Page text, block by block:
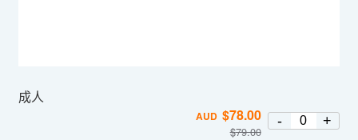
成人
AUD $78.00
$79.00
- +